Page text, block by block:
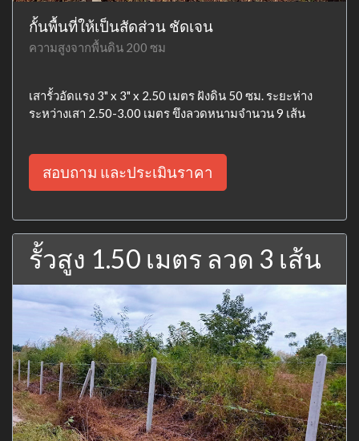
กั้นพื้นที่ให้เป็นสัดส่วน ชัดเจน
ความสูงจากพื้นดิน 200 ซม
เสารั้วอัดแรง 3" x 3" x 2.50 เมตร ฝังดิน 50 ซม. ระยะห่าง
ระหว่างเสา 2.50-3.00 เมตร ขึงลวดหนามจำนวน 9 เส้น
สอบถาม และประเมินราคา
รั้วสูง 1.50 เมตร ลวด 3 เส้น